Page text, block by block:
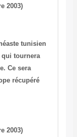
2003)
tunisien
tournera
Ce sera
récupéré
2003)